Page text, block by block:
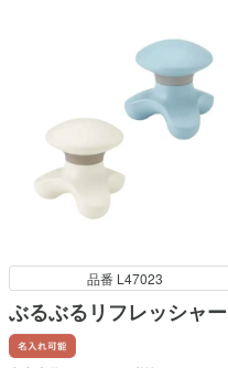
品番 L47023
ぶるぶるリフレッシャー